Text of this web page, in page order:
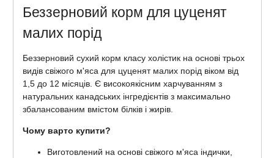
Беззерновий корм для цуценят
малих порід
Беззерновий сухий корм класу холістик на основі трьох
видів свіжого м'яса для цуценят малих порід віком від
1,5 до 12 місяців. Є високоякісним харчуванням з
натуральних канадських інгредієнтів з максимально
збалансованим вмістом білків і жирів.
Чому варто купити?
Виготовлений на основі свіжого м'яса індички,